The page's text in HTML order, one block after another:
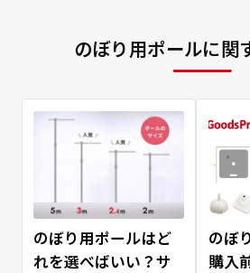
のぼり用ポールに関
のぼり用ポールはど
れを選べばいい？サ
のぼ
購入